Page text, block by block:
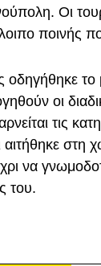
Οι
ποινής
το
οι
τις
αιτήθηκε
να
του.